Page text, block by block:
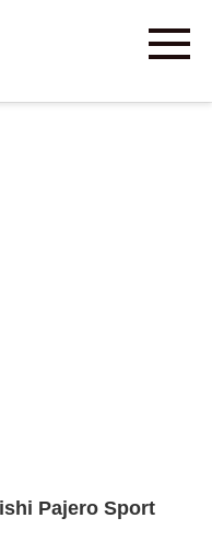
Pajero Sport